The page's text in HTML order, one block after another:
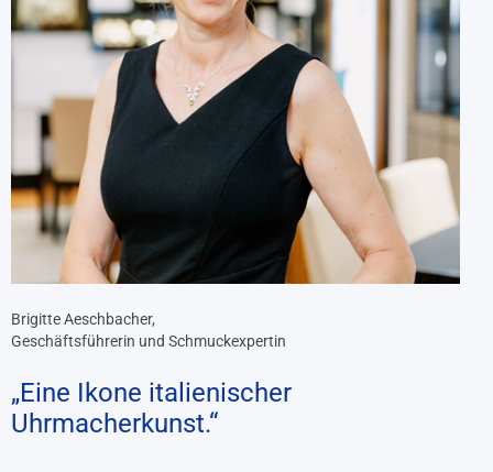
Brigitte Aeschbacher,
Geschäftsführerin und Schmuckexpertin
„Eine Ikone italienischer
Uhrmacherkunst.“